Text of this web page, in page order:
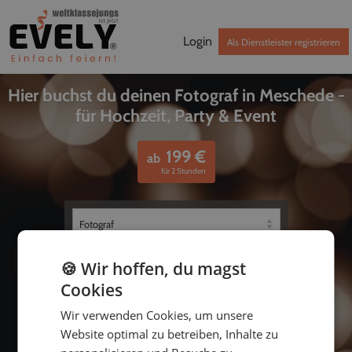
Login Als Dienstleister registrieren
Hier buchst du deinen Fotograf in Meschede -
für Hochzeit, Party & Event
ab 199€
für 2 Stunden
bis
🍪 Wir hoffen, du magst
Cookies
Wir verwenden Cookies, um unsere
Website optimal zu betreiben, Inhalte zu